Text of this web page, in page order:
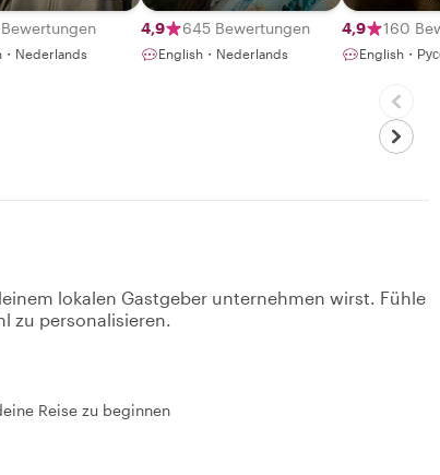
・Nederlands
4,9 645 Bewertungen
English・Nederlands
4,9 160
English・
lokalen Gastgeber unternehmen wirst. Fühle
zu personalisieren.
Reise zu beginnen